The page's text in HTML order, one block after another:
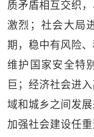
质矛盾相互交织 ，
激烈；社会大局
期，稳中有风险
维护国家安全特
巨；经济社会进
域和城乡之间发
加强社会建设任